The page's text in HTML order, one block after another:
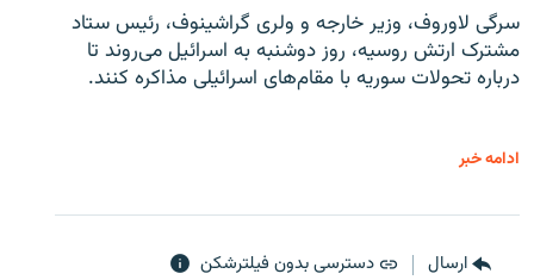
سرگی لاوروف، وزیر خارجه و ولری گراشینوف، رئیس ستاد
مشترک ارتش روسیه، روز دوشنبه به اسرائیل می‌روند تا
درباره تحولات سوریه با مقام‌های اسرائیلی مذاکره کنند.
ادامه خبر
ارسال دسترسی بدون فیلترشکن